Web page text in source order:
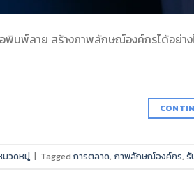
พิมพ์ลาย สร้างภาพลักษณ์องค์กรได้อย่าง
มวดหมู่ | Tagged การตลาด, ภาพลักษณ์องค์กร, รั